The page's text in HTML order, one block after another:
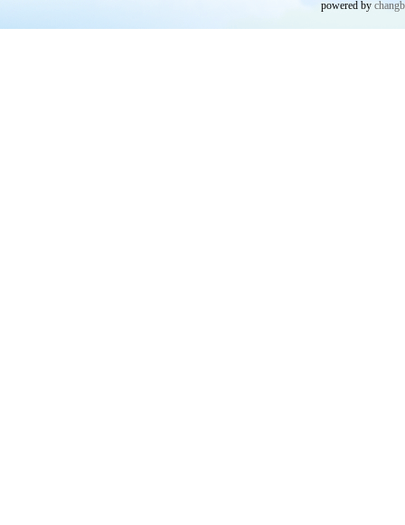
powered by